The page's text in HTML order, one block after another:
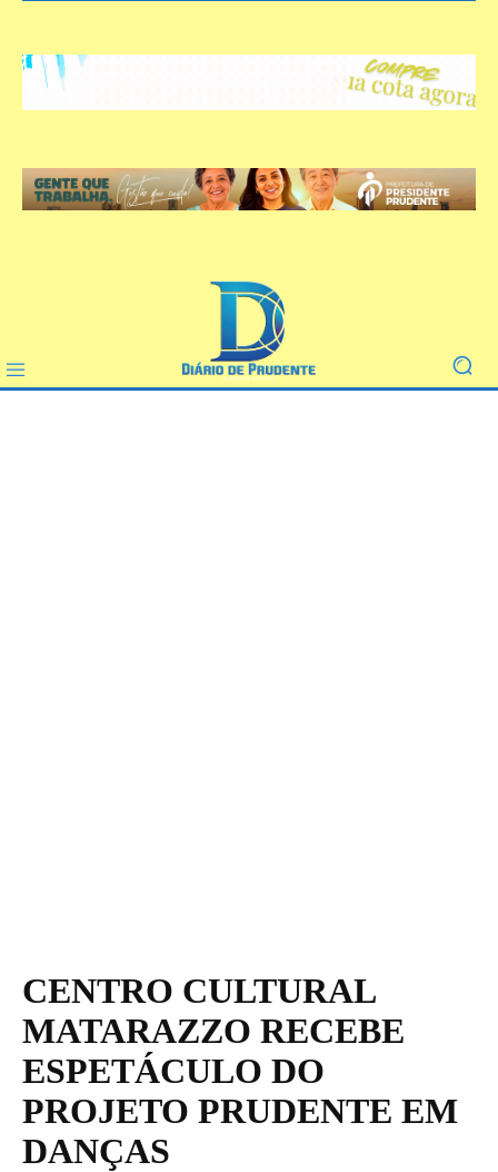
CENTRO CULTURAL
MATARAZZO RECEBE
ESPETÁCULO DO
PROJETO PRUDENTE EM
DANÇAS